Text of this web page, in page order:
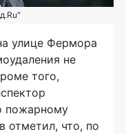
улице Фермора
не
того,
пожарному
отметил, что, по